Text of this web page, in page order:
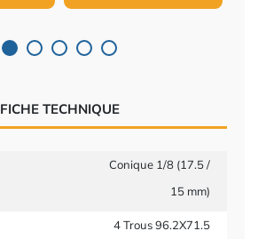
FICHE TECHNIQUE
Conique 1/8 (17.5 /
15 mm)
4 Trous 96.2X71.5